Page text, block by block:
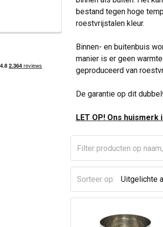
bestand tegen hoge
roestvrijstalen kleur.
Binnen- en buitenbuis
manier is er geen
geproduceerd van
De garantie op dit
LET OP! Ons
Sorteer op: